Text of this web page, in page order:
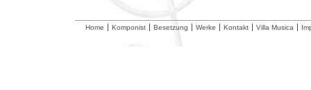
Home Komponist Besetzung Werke Kontakt Villa Musica